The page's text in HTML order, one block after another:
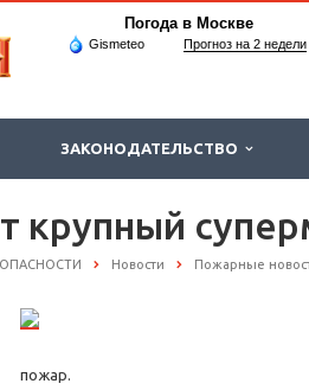
Погода в Москве
Gismeteo Прогноз на 2 недели
ЗАКОНОДАТЕЛЬСТВО
крупный
Новости Пожарные
пожар.